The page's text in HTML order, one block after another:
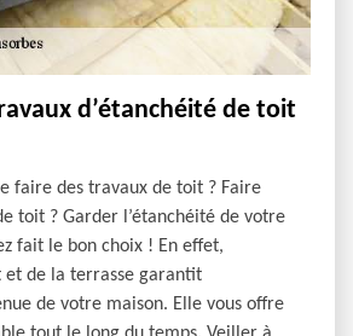
d’étanchéité de toit
faire des travaux de toit ? Faire
toit ? Garder l’étanchéité de votre
fait le bon choix ! En effet,
et de la terrasse garantit
de votre maison. Elle vous offre